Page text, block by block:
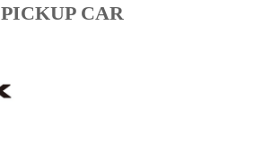
PICKUP CAR